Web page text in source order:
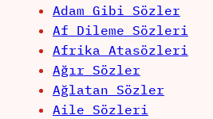
Adam Gibi Sözler
Af Dileme Sözleri
Afrika Atasözleri
Ağır Sözler
Ağlatan Sözler
Aile Sözleri